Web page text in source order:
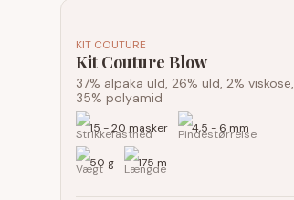
KIT COUTURE
Kit Couture Blow
37% alpaka uld, 26% uld, 2% viskose,
35% polyamid
15 - 20 masker 4,5 - 6 mm
50 g 175 m